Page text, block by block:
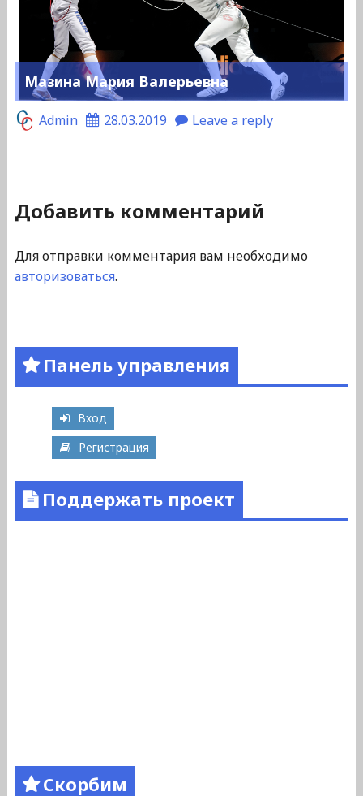
Мазина Мария Валерьевна
Admin 28.03.2019 Leave a reply
Добавить комментарий
Для отправки комментария вам необходимо
авторизоваться.
Панель управления
Вход
Регистрация
Поддержать проект
Скорбим